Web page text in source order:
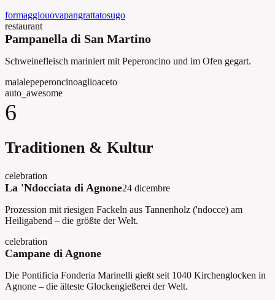
formaggiouovapangrattatosugo
restaurant
Pampanella di San Martino
Schweinefleisch mariniert mit Peperoncino und im Ofen gegart.
maialepeperoncinoaglioaceto
auto_awesome
6
Traditionen & Kultur
celebration
La 'Ndocciata di Agnone24 dicembre
Prozession mit riesigen Fackeln aus Tannenholz ('ndocce) am
Heiligabend – die größte der Welt.
celebration
Campane di Agnone
Die Pontificia Fonderia Marinelli gießt seit 1040 Kirchenglocken in
Agnone – die älteste Glockengie­ßerei der Welt.